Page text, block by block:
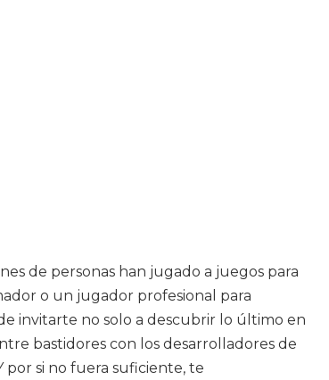
de personas han jugado a juegos para
o un jugador profesional para
invitarte no solo a descubrir lo último en
bastidores con los desarrolladores de
por si no fuera suficiente, te